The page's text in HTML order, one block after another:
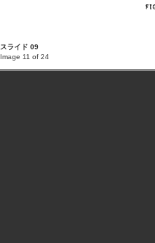
スライド 09
Image 11 of 24